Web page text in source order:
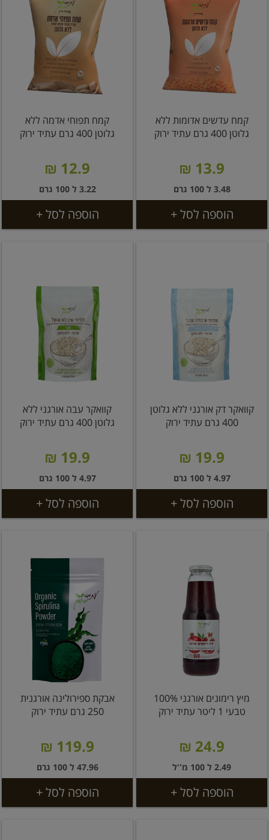
קמח עדשים אדומות ללא
גלוטן 400 גרם עתיד ירוק
13.9 ₪
3.48 ל 100 גרם
הוספה לסל +
קמח תפוחי אדמה ללא
גלוטן 400 גרם עתיד ירוק
12.9 ₪
3.22 ל 100 גרם
הוספה לסל +
קוואקר דק אורגני ללא גלוטן
400 גרם עתיד ירוק
19.9 ₪
4.97 ל 100 גרם
הוספה לסל +
קוואקר עבה אורגני ללא
גלוטן 400 גרם עתיד ירוק
19.9 ₪
4.97 ל 100 גרם
הוספה לסל +
מיץ רימונים אורגני 100%
טבעי 1 ליטר עתיד ירוק
24.9 ₪
2.49 ל 100 מ''ל
הוספה לסל +
אבקת ספירולינה אורגנית
250 גרם עתיד ירוק
119.9 ₪
47.96 ל 100 גרם
הוספה לסל +